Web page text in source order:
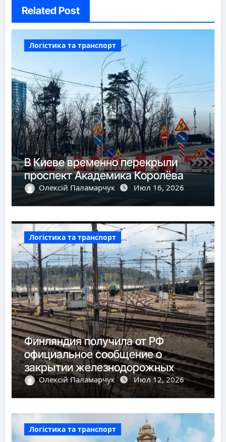
Related Post
Логістика та транспорт
В Киеве временно перекрыли
проспект Академика Королёва
Олексій Паламарчук Июл 16, 2026
Логістика та транспорт
Финляндия получила от РФ
официальное сообщение о
закрытии железнодорожных
пунктов пропуска
Олексій Паламарчук Июл 12, 2026
Логістика та транспорт